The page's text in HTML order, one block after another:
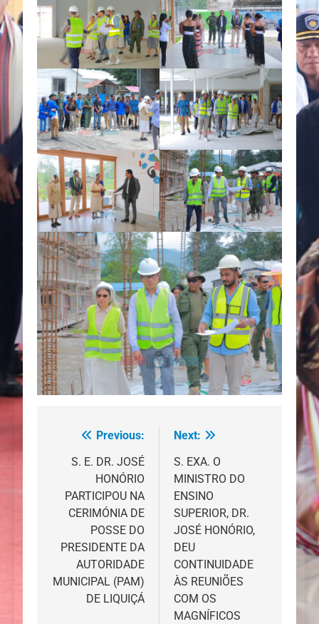
Navegação
artigos
Previous:
S. E. DR. JOSÉ
HONÓRIO
PARTICIPOU NA
CERIMÓNIA DE
POSSE DO
PRESIDENTE DA
AUTORIDADE
MUNICIPAL (PAM)
DE LIQUIÇÁ
Next:
S. EXA. O
MINISTRO DO
ENSINO
SUPERIOR, DR.
JOSÉ HONÓRIO,
DEU
CONTINUIDADE
ÀS REUNIÕES
COM OS
MAGNÍFICOS